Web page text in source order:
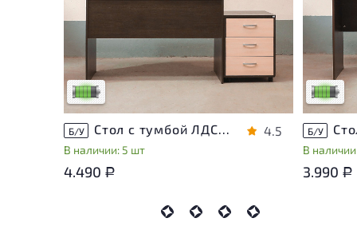
У товара присутствуют незначительные
следы эксплуатации, не влияющие на
удобство его использования
Низкая степень износа
Б/У Стол с тумбой ЛДСП Венге
В наличии: 5 шт
4.5
4.490 Р
У
следы
Низкая
Б/У
В
3.990 Р